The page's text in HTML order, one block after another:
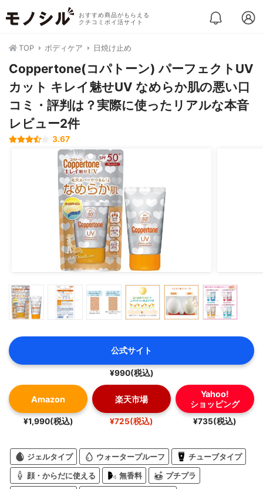
おすすめ商品がもらえる
クチコミポイ活サイト
TOP ボディケア 日焼け止め
Coppertone(コパトーン) パーフェクトUV
カット キレイ魅せUV なめらか肌の悪い口
コミ・評判は？実際に使ったリアルな本音
レビュー2件
3.67
公式サイト
¥990(税込)
Amazon
¥1,990(税込)
楽天市場
¥725(税込)
Yahoo!
ショッピング
¥735(税込)
ジェルタイプ ウォータープルーフ チューブタイプ
顔・からだに使える 無香料 プチプラ